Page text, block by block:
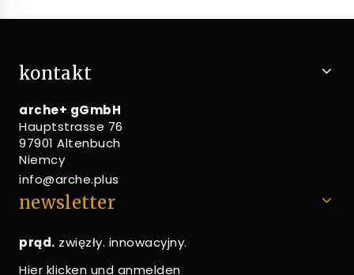
kontakt
arche+ gGmbH
Hauptstrasse 76
97901 Altenbuch
Niemcy
info@arche.plus
newsletter
prąd. zwięzły. innowacyjny.
Hier klicken und anmelden